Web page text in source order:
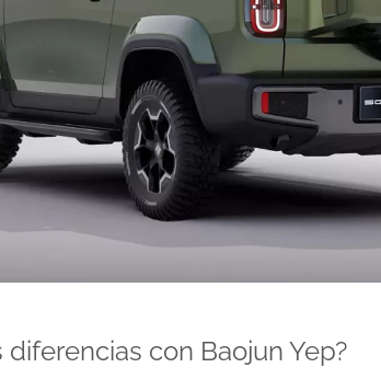
diferencias con Baojun Yep?